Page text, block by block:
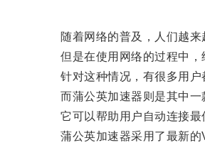
随着网络的普及，人们越来
但是在使用网络的过程中，经
针对这种情况，有很多用户
而蒲公英加速器则是其中一
它可以帮助用户自动连接最
蒲公英加速器采用了最新的